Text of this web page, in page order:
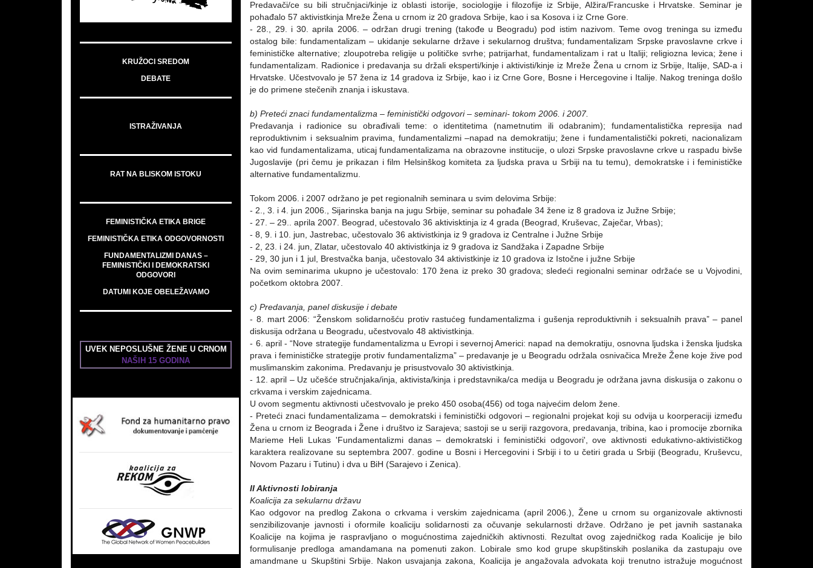
KRUŽOCI SREDOM
DEBATE
ISTRAŽIVANJA
RAT NA BLISKOM ISTOKU
FEMINISTIČKA ETIKA BRIGE
FEMINISTIČKA ETIKA ODGOVORNOSTI
FUNDAMENTALIZMI DANAS –
FEMINISTIČKI I DEMOKRATSKI
ODGOVORI
DATUMI KOJE OBELEŽAVAMO
UVEK NEPOSLUŠNE ŽENE U CRNOM
NAŠIH 15 GODINA
Predavači/ce su bili stručnjaci/kinje iz oblasti istorije, sociologije i filozofije iz Srbije, Alžira/Francuske i Hrvatske. Seminar je
pohađalo 57 aktivistkinja Mreže Žena u crnom iz 20 gradova Srbije, kao i sa Kosova i iz Crne Gore.
- 28., 29. i 30. aprila 2006. – održan drugi trening (takođe u Beogradu) pod istim nazivom. Teme ovog treninga su između
ostalog bile: fundamentalizam – ukidanje sekularne države i sekularnog društva; fundamentalizam Srpske pravoslavne crkve i
feminističke alternative; zloupotreba religije u političke svrhe; patrijarhat, fundamentalizam i rat u Italiji; religiozna levica; žene i
fundamentalizam. Radionice i predavanja su držali eksperti/kinje i aktivisti/kinje iz Mreže Žena u crnom iz Srbije, Italije, SAD-a i
Hrvatske. Učestvovalo je 57 žena iz 14 gradova iz Srbije, kao i iz Crne Gore, Bosne i Hercegovine i Italije. Nakog treninga došlo
je do primene stečenih znanja i iskustava.
b) Preteći znaci fundamentalizma – feministički odgovori– seminari- tokom 2006. i 2007.
Predavanja i radionice su obrađivali teme: o identitetima (nametnutim ili odabranim); fundamentalistička represija nad
reproduktivnim i seksualnim pravima, fundamentalizmi –napad na demokratiju; žene i fundamentalistički pokreti, nacionalizam
kao vid fundamentalizama, uticaj fundamentalizama na obrazovne institucije, o ulozi Srpske pravoslavne crkve u raspadu bivše
Jugoslavije (pri čemu je prikazan i film Helsinškog komiteta za ljudska prava u Srbiji na tu temu), demokratske i i feminističke
alternative fundamentalizmu.
Tokom 2006. i 2007 održano je pet regionalnih seminara u svim delovima Srbije:
- 2., 3. i 4. jun 2006., Sijarinska banja na jugu Srbije, seminar su pohađale 34 žene iz 8 gradova iz Južne Srbije;
- 27. – 29.. aprila 2007. Beograd, učestovalo 36 aktivisktinja iz 4 grada (Beograd, Kruševac, Zaječar, Vrbas);
- 8, 9. i 10. jun, Jastrebac, učestovalo 36 aktivistkinja iz 9 gradova iz Centralne i Južne Srbije
- 2, 23. i 24. jun, Zlatar, učestovalo 40 aktivistkinja iz 9 gradova iz Sandžaka i Zapadne Srbije
- 29, 30 jun i 1 jul, Brestvačka banja, učestovalo 34 aktivistkinje iz 10 gradova iz Istočne i južne Srbije
Na ovim seminarima ukupno je učestovalo: 170 žena iz preko 30 gradova; sledeći regionalni seminar održaće se u Vojvodini,
početkom oktobra 2007.
c) Predavanja, panel diskusije i debate
- 8. mart 2006: “Ženskom solidarnošću protiv rastućeg fundamentalizma i gušenja reproduktivnih i seksualnih prava” – panel
diskusija održana u Beogradu, učestvovalo 48 aktivistkinja.
- 6. april - “Nove strategije fundamentalizma u Evropi i severnoj Americi: napad na demokratiju, osnovna ljudska i ženska ljudska
prava i feminističke strategije protiv fundamentalizma” – predavanje je u Beogradu održala osnivačica Mreže Žene koje žive pod
muslimanskim zakonima. Predavanju je prisustvovalo 30 aktivistkinja.
- 12. april – Uz učešće stručnjaka/inja, aktivista/kinja i predstavnika/ca medija u Beogradu je održana javna diskusija o zakonu o
crkvama i verskim zajednicama.
U ovom segmentu aktivnosti učestvovalo je preko 450 osoba(456) od toga najvećim delom žene.
- Preteći znaci fundamentalizama – demokratski i feministički odgovori – regionalni projekat koji su odvija u koorperaciji između
Žena u crnom iz Beograda i Žene i društvo iz Sarajeva; sastoji se u seriji razgovora, predavanja, tribina, kao i promocije zbornika
Marieme Heli Lukas 'Fundamentalizmi danas – demokratski i feministički odgovori', ove aktivnosti edukativno-aktivističkog
karaktera realizovane su septembra 2007. godine u Bosni i Hercegovini i Srbiji i to u četiri grada u Srbiji (Beogradu, Kruševcu,
Novom Pazaru i Tutinu) i dva u BiH (Sarajevo i Zenica).
II Aktivnosti lobiranja
Koalicija za sekularnu državu
Kao odgovor na predlog Zakona o crkvama i verskim zajednicama (april 2006.), Žene u crnom su organizovale aktivnosti
senzibilizovanje javnosti i oformile koaliciju solidarnosti za očuvanje sekularnosti države. Održano je pet javnih sastanaka
Koalicije na kojima je raspravljano o mogućnostima zajedničkih aktivnosti. Rezultat ovog zajedničkog rada Koalicije je bilo
formulisanje predloga amandamana na pomenuti zakon. Lobirale smo kod grupe skupštinskih poslanika da zastupaju ove
amandmane u Skupštini Srbije. Nakon usvajanja zakona, Koalicija je angažovala advokata koji trenutno istražuje mogućnost